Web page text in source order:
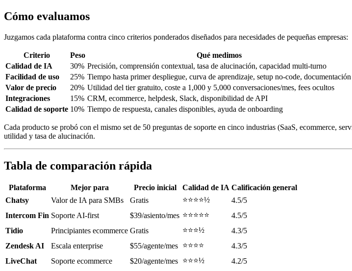
Cómo evaluamos
Juzgamos cada plataforma contra cinco criterios ponderados diseñados para necesidades de pequeñas empresas:
Criterio Peso
Qué medimos
Calidad de IA
30% Precisión, comprensión contextual, tasa de alucinación, capacidad multi-turno
Facilidad de uso
25% Tiempo hasta primer despliegue, curva de aprendizaje, setup no-code, documentación
Valor de precio
20% Utilidad del tier gratuito, coste a 1,000 y 5,000 conversaciones/mes, fees ocultos
Integraciones
15% CRM, ecommerce, helpdesk, Slack, disponibilidad de API
Calidad de soporte 10% Tiempo de respuesta, canales disponibles, ayuda de onboarding
Cada producto se probó con el mismo set de 50 preguntas de soporte en cinco industrias (SaaS, ecommerce,
utilidad y tasa de alucinación.
Tabla de comparación rápida
Plataforma Mejor para Precio inicial Calidad de IA Calificación general
Chatsy
Valor de IA para SMBs Gratis ⭐⭐⭐⭐½
4.5/5
Intercom Fin Soporte AI-first $39/asiento/mes ⭐⭐⭐⭐⭐
4.5/5
Tidio
Principiantes ecommerce Gratis ⭐⭐⭐½
4.3/5
Zendesk AI
Escala enterprise $55/agente/mes ⭐⭐⭐⭐
4.3/5
LiveChat
Soporte ecommerce $20/agente/mes ⭐⭐⭐½
4.2/5